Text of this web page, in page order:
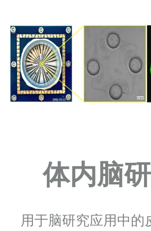
体内脑
用于脑研究应用中的